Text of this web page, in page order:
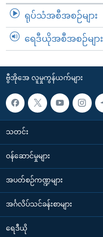
ရုပ်သံအစီအစဉ်များ
ရေဒီယိုအစီအစဉ်များ
ဗွီအိုအေ လူမှုကွန်ယက်များ
သတင်း
၀န်ဆောင်မှုများ
အပတ်စဉ်ကဏ္ဍများ
အင်္ဂလိပ်သင်ခန်းစာများ
ရေဒီယို